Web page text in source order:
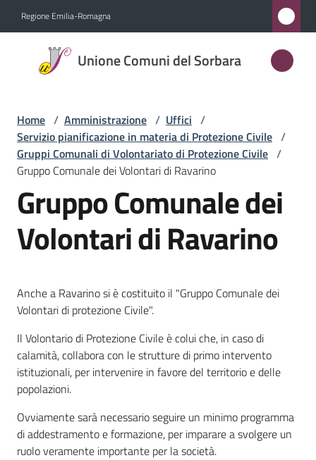
Regione Emilia-Romagna
Unione Comuni del Sorbara
Unione
Comuni
Sorbara
Amministrazione
Menu selezionato
Novità
Servizi
Vivere
l'Unione
Tutti
gli
argomenti...
Home / Amministrazione / Uffici /
Servizio pianificazione in materia di Protezione Civile /
Gruppi Comunali di Volontariato di Protezione Civile /
Gruppo Comunale dei Volontari di Ravarino
Gruppo Comunale dei
Volontari di Ravarino
Anche a Ravarino si è costituito il "Gruppo Comunale dei
Volontari di protezione Civile".
Il Volontario di Protezione Civile è colui che, in caso di
calamità, collabora con le strutture di primo intervento
istituzionali, per intervenire in favore del territorio e delle
popolazioni.
Ovviamente sarà necessario seguire un minimo programma
di addestramento e formazione, per imparare a svolgere un
ruolo veramente importante per la società.